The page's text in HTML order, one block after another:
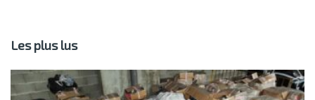
Les plus lus